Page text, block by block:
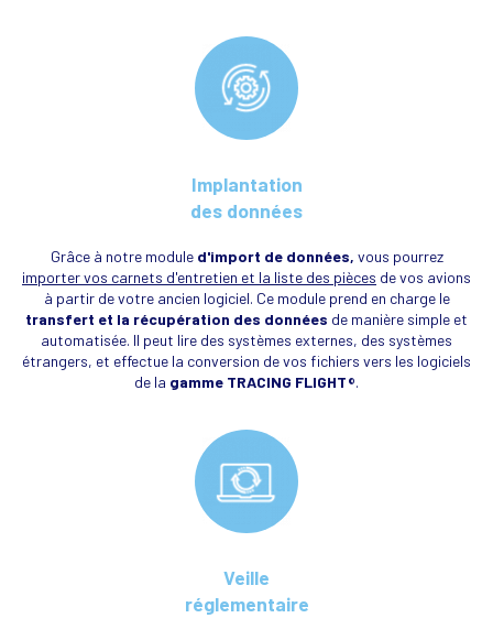
Implantation
des données
Grâce à notre moduled'import de données, vous pourrez
importer vos carnets d'entretien et la liste des pièces de vos avions
à partir de votre ancien logiciel. Ce module prend en charge le
transfert et la récupération des données de manière simple et
automatisée. Il peut lire des systèmes externes, des systèmes
étrangers, et effectue la conversion de vos fichiers vers les logiciels
de la gamme TRACING FLIGHT © .
Veille
réglementaire